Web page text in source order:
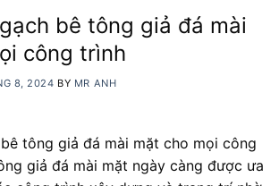
bê tông giả đá mài
công trình
8, 2024 BY MR ANH
tông giả đá mài mặt cho mọi công
giả đá mài mặt ngày càng được ưa